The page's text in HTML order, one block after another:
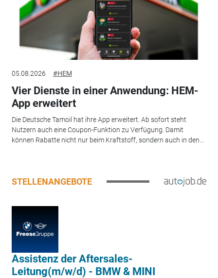
05.08.2026 #HEM
Vier Dienste in einer Anwendung: HEM-
App erweitert
Die Deutsche Tamoil hat ihre App erweitert. Ab sofort steht
Nutzern auch eine Coupon-Funktion zu Verfügung. Damit
können Rabatte nicht nur beim Kraftstoff, sondern auch in den...
STELLENANGEBOTE
Assistenz der Aftersales-
Leitung(m/w/d) - BMW & MINI